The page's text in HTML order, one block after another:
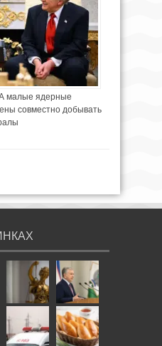
малые ядерные
совместно добывать